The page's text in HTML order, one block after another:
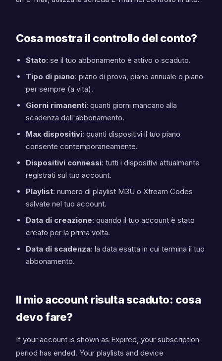
Cosa mostra il controllo del conto?
Stato: se il tuo abbonamento è attivo o scaduto.
Tipo di piano: piano di prova, piano annuale o piano
per sempre (a vita).
Giorni rimanenti: quanti giorni mancano alla
scadenza dell'abbonamento.
Max dispositivi: quanti dispositivi il tuo piano
consente contemporaneamente.
Dispositivi connessi: tutti i dispositivi attualmente
registrati sul tuo account.
Playlist: numero di playlist M3U o Xtream Codes
salvate nel tuo account.
Data di creazione: quando il tuo account è stato
creato per la prima volta.
Data di scadenza: la data esatta in cui termina il tuo
abbonamento.
Il mio account risulta scaduto: cosa
devo fare?
If your account is shown as Expired, your subscription
period has ended. Your playlists and device